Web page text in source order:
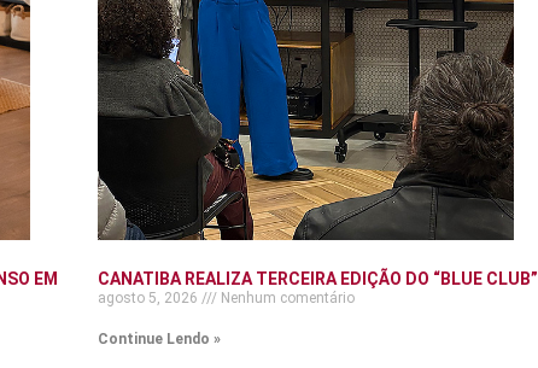
EM
CANATIBA REALIZA TERCEIRA EDIÇÃO DO “BLUE CLUB”
agosto 5, 2026 Nenhum comentário
Continue Lendo »